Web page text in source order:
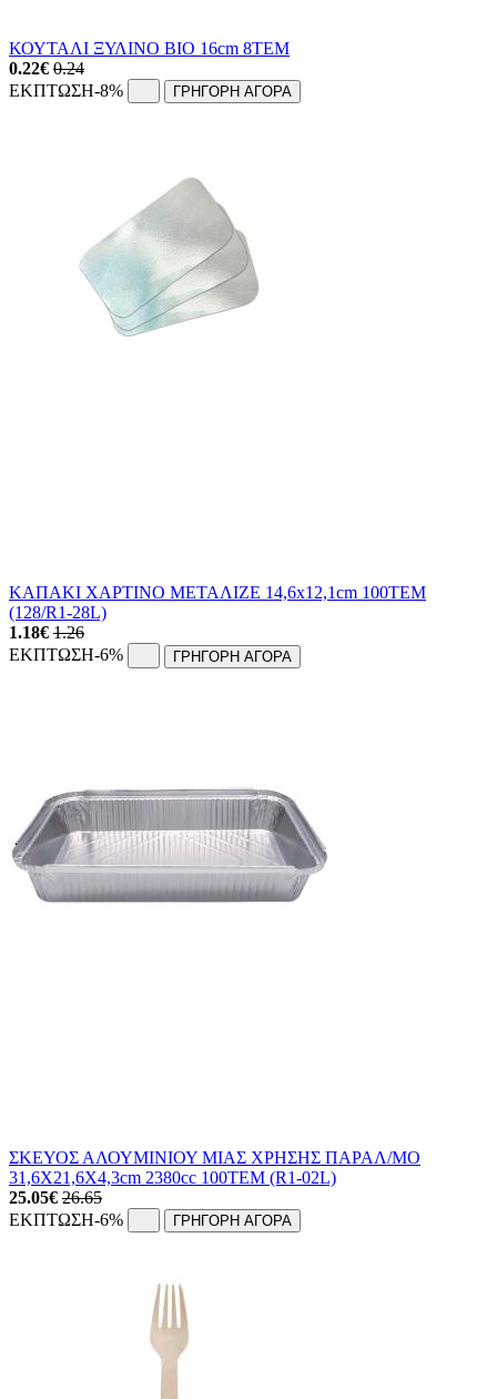
ΚΟΥΤΑΛΙ ΞΥΛΙΝΟ ΒΙΟ 16cm 8ΤΕΜ
0.22€ 0.24
ΕΚΠΤΩΣΗ-8% ΓΡΗΓΟΡΗ ΑΓΟΡΑ
ΚΑΠΑΚΙ ΧΑΡΤΙΝΟ ΜΕΤΑΛΙΖΕ 14,6x12,1cm 100ΤΕΜ
(128/R1-28L)
1.18€ 1.26
ΕΚΠΤΩΣΗ-6% ΓΡΗΓΟΡΗ ΑΓΟΡΑ
ΣΚΕΥΟΣ ΑΛΟΥΜΙΝΙΟΥ ΜΙΑΣ ΧΡΗΣΗΣ ΠΑΡΑΛ/ΜΟ
31,6X21,6X4,3cm 2380cc 100ΤΕΜ (R1-02L)
25.05€ 26.65
ΕΚΠΤΩΣΗ-6% ΓΡΗΓΟΡΗ ΑΓΟΡΑ